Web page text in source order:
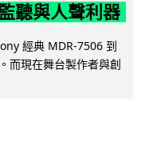
聽與人聲利器
經典 MDR-7506 到
而現在舞台製作者與創